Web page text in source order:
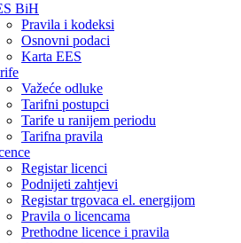
BiH
Pravila i kodeksi
Osnovni podaci
Karta EES
Važeće odluke
Tarifni postupci
Tarife u ranijem periodu
Tarifna pravila
Registar licenci
Podnijeti zahtjevi
Registar trgovaca el. energijom
Pravila o licencama
Prethodne licence i pravila